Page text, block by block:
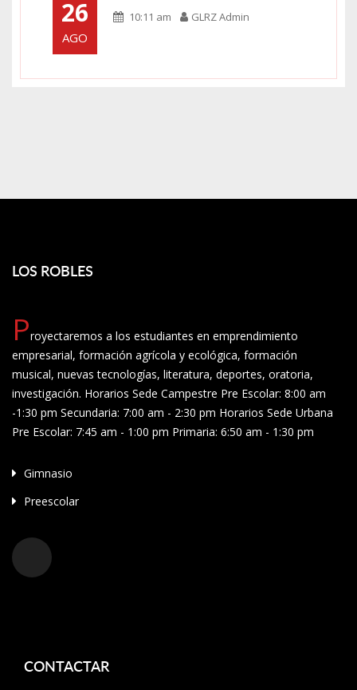
26
AGO
10:11 am GLRZ Admin
LOS ROBLES
Proyectaremos a los estudiantes en emprendimiento
empresarial, formación agrícola y ecológica, formación
musical, nuevas tecnologías, literatura, deportes, oratoria,
investigación. Horarios Sede Campestre Pre Escolar: 8:00 am
-1:30 pm Secundaria: 7:00 am - 2:30 pm Horarios Sede Urbana
Pre Escolar: 7:45 am - 1:00 pm Primaria: 6:50 am - 1:30 pm
Gimnasio
Preescolar
CONTACTAR